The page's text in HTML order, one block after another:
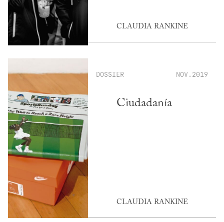
CLAUDIA RANKINE
DOSSIER NOV.2019
Ciudadanía
CLAUDIA RANKINE